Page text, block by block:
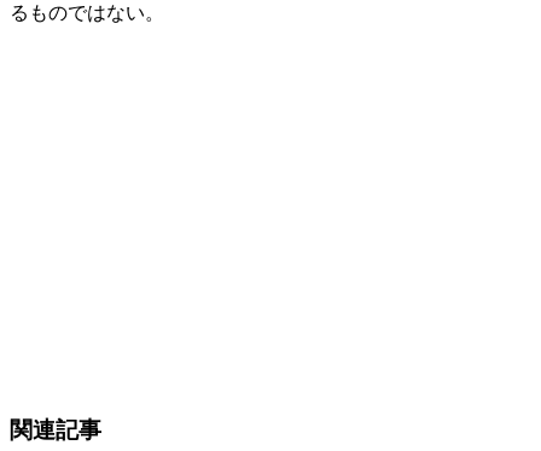
るものではない。
関連記事